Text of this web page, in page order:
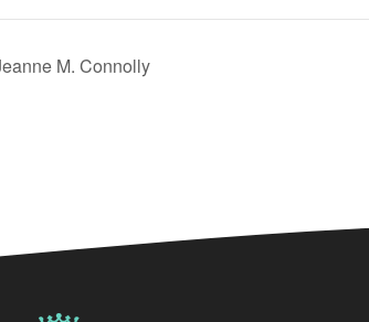
M. Connolly